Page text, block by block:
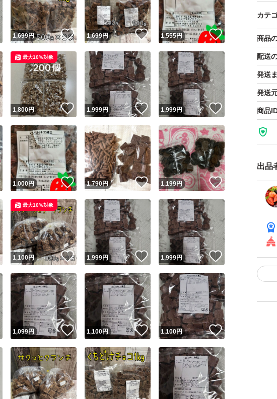
質問
【♪
①麦
平
も
チ
チョ
ア
麦チ
カテ
商品
配送
発送
発送
商品
出品
いいね！
1,699円 いいね！
1,699円 いいね！
1,555円 いいね！
いいね！
1,800円 いいね！
最大10%対象
1,999円 いいね！
1,999円
いいね！
1,000円 いいね！
1,790円 いいね！
1,199円 いいね！
いいね！
1,100円 いいね！
最大10%対象
1,999円 いいね！
1,999円
いいね！
1,099円 いいね！
1,100円 いいね！
1,100円 いいね！